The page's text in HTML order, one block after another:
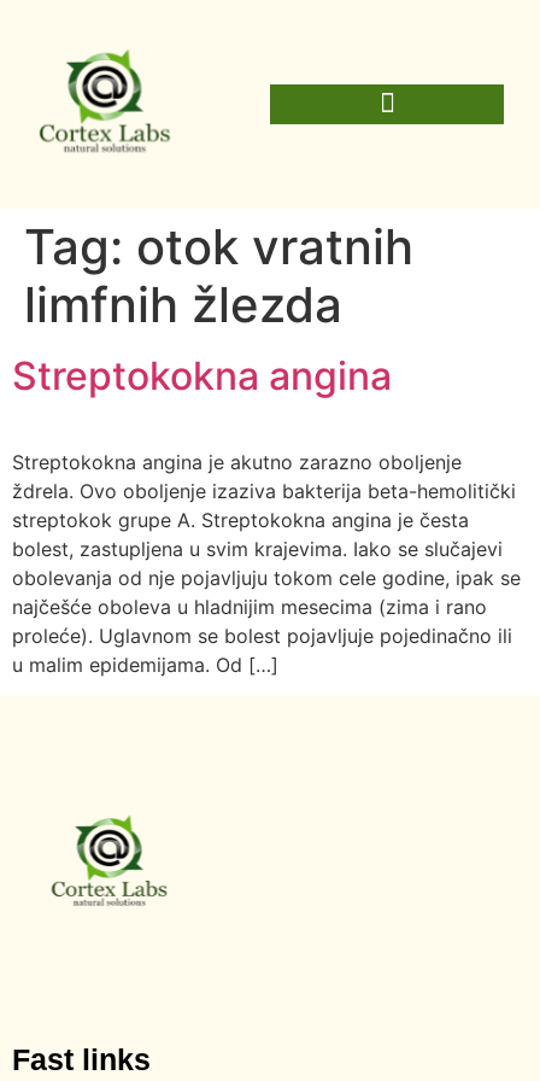
Tag: otok vratnih
limfnih žlezda
Streptokokna angina
Streptokokna angina je akutno zarazno oboljenje
ždrela. Ovo oboljenje izaziva bakterija beta-hemolitički
streptokok grupe A. Streptokokna angina je česta
bolest, zastupljena u svim krajevima. Iako se slučajevi
obolevanja od nje pojavljuju tokom cele godine, ipak se
najčešće oboleva u hladnijim mesecima (zima i rano
proleće). Uglavnom se bolest pojavljuje pojedinačno ili
u malim epidemijama. Od […]
Fast links